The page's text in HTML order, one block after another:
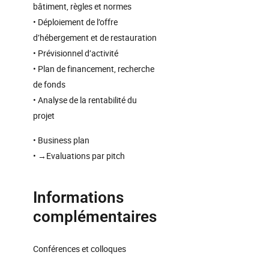
bâtiment, règles et normes
• Déploiement de l’offre
d’hébergement et de restauration
• Prévisionnel d’activité
• Plan de financement, recherche
de fonds
• Analyse de la rentabilité du
projet
• Business plan
• →Evaluations par pitch
Informations
complémentaires
Conférences et colloques